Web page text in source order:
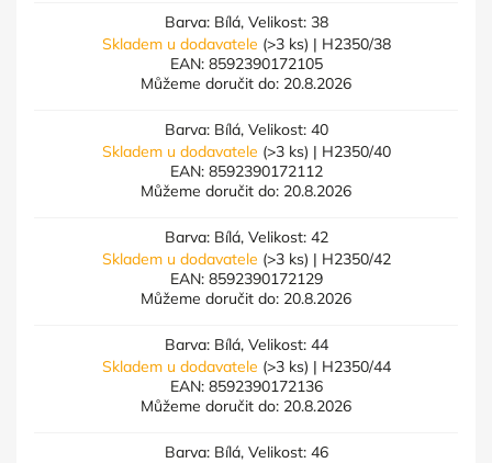
Barva: Bílá, Velikost: 38
Skladem u dodavatele (>3 ks) | H2350/38
EAN: 8592390172105
Můžeme doručit do: 20.8.2026
Barva: Bílá, Velikost: 40
Skladem u dodavatele (>3 ks) | H2350/40
EAN: 8592390172112
Můžeme doručit do: 20.8.2026
Barva: Bílá, Velikost: 42
Skladem u dodavatele (>3 ks) | H2350/42
EAN: 8592390172129
Můžeme doručit do: 20.8.2026
Barva: Bílá, Velikost: 44
Skladem u dodavatele (>3 ks) | H2350/44
EAN: 8592390172136
Můžeme doručit do: 20.8.2026
Barva: Bílá, Velikost: 46